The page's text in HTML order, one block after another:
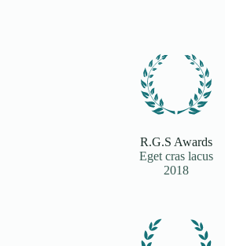
R.G.S Awards
Eget cras lacus
2018